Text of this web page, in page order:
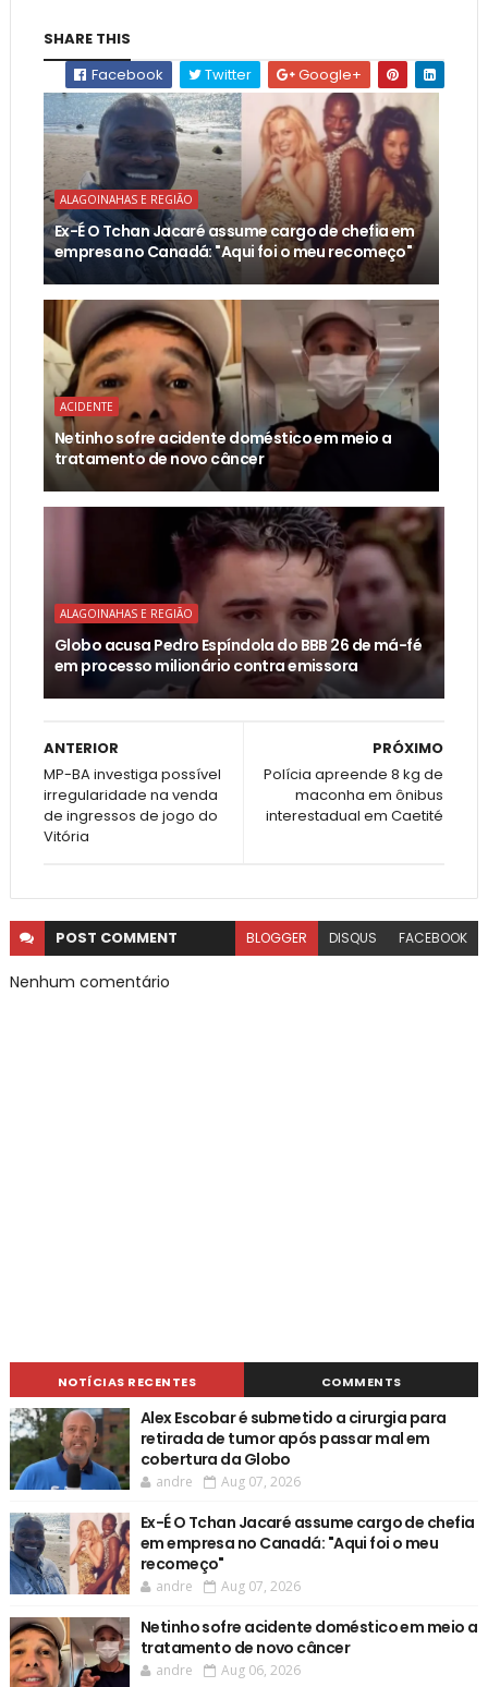
SHARE THIS
Facebook
Twitter Google+
ALAGOINAHAS E REGIÃO
Ex-É O Tchan Jacaré assume cargo de chefia em
empresa no Canadá: "Aqui foi o meu recomeço"
ACIDENTE
Netinho sofre acidente doméstico em meio a
tratamento de novo câncer
ALAGOINAHAS E REGIÃO
Globo acusa Pedro Espíndola do BBB 26 de má-fé
em processo milionário contra emissora
PRÓXIMO
Polícia apreende 8 kg de
maconha em ônibus
interestadual em Caetité
ANTERIOR
MP-BA investiga possível
irregularidade na venda
de ingressos de jogo do
Vitória
POST COMMENT BLOGGER DISQUS FACEBOOK
Nenhum comentário
NOTÍCIAS RECENTES COMMENTS
Alex Escobar é submetido a cirurgia para
retirada de tumor após passar mal em
cobertura da Globo
andre Aug 07, 2026
Ex-É O Tchan Jacaré assume cargo de chefia
em empresa no Canadá: "Aqui foi o meu
recomeço"
andre Aug 07, 2026
Netinho sofre acidente doméstico em meio a
tratamento de novo câncer
andre Aug 06, 2026